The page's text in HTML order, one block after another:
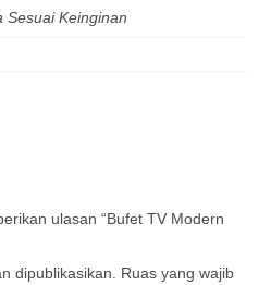
Sesuai Keinginan
ulasan “Bufet TV Modern
dipublikasikan.
Ruas yang wajib